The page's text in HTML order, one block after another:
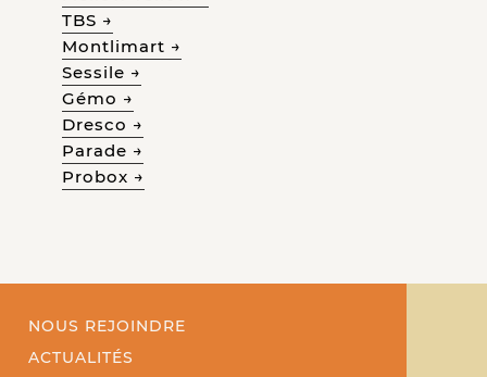
TBS →
Montlimart →
Sessile →
Gémo →
Dresco →
Parade →
Probox →
NOUS REJOINDRE
ACTUALITÉS